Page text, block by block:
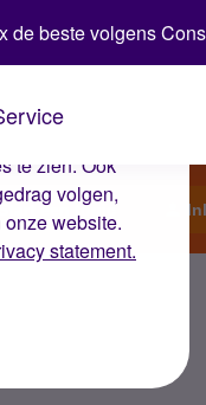
op de
te zien. Ook
volgen,
website.
statement.
de beste volgens
een topic